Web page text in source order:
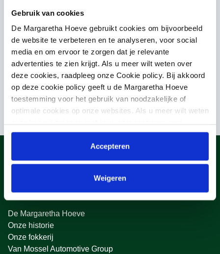
Gebruik van cookies
De Margaretha Hoeve gebruikt cookies om bijvoorbeeld
de website te verbeteren en te analyseren, voor social
media en om ervoor te zorgen dat je relevante
advertenties te zien krijgt. Als u meer wilt weten over
deze cookies, raadpleeg onze Cookie policy. Bij akkoord
op deze cookie policy geeft u de Margaretha Hoeve
toestemming voor het gebruik van noodzakelijke of
optimale cookies op onze websites. Als u meer wilt weten
raadpleeg onzePrivacyverklaring. U kunt de cookie
instellingen te allen tijde aanpassen via de link onderaan
de website.
Accepteren
Weigeren
VERDI
Moeder
Over ons
De Margaretha Hoeve
Onze historie
Onze fokkerij
Van Mossel Automotive Group